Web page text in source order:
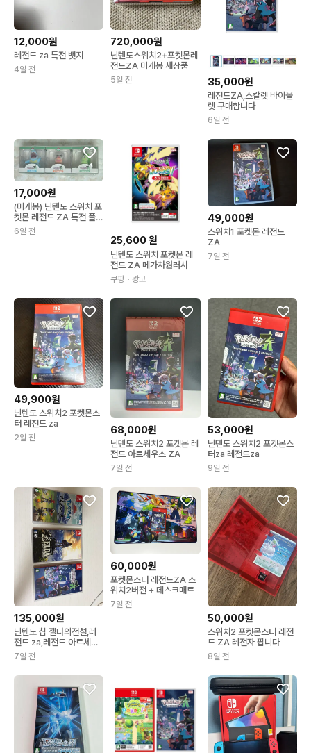
12,000원
레전드 za 특전 뱃지
4일 전
720,000원
닌텐도스위치2+포켓몬레
전드ZA 미개봉 새상품
5일 전 35,000원
레전드ZA,스칼렛 바이올
렛 구매합니다
6일 전
17,000원
(미개봉) 닌텐도 스위치 포
켓몬 레전드 ZA 특전 플로
피 피규어 스타팅 세트
6일 전
25,600원
닌텐도 스위치 포켓몬 레
전드 ZA 메가차원러시
쿠팡 ・광고
49,000원
스위치1 포켓몬 레전드
ZA
7일 전
49,900원
닌텐도 스위치2 포켓몬스
터 레전드 za
2일 전
68,000원
닌텐도 스위치2 포켓몬 레
전드 아르세우스 ZA
7일 전
53,000원
닌텐도 스위치2 포켓몬스
터za 레전드za
9일 전
135,000원
닌텐도 칩 젤다의전설,레
전드 za,레전드 아르세우
스
7일 전
60,000원
포켓몬스터 레전드ZA 스
위치2버전 + 데스크매트
7일 전
50,000원
스위치2 포켓몬스터 레전
드 ZA 레전자 팝니다
8일 전